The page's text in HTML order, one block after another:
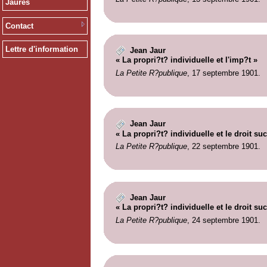
Jaurès
Contact
Lettre d'information
Jean Jaur
« La propri?t? individuelle et l'imp?t »
La Petite R?publique, 17 septembre 1901.
Jean Jaur
« La propri?t? individuelle et le droit
La Petite R?publique, 22 septembre 1901.
Jean Jaur
« La propri?t? individuelle et le droit
La Petite R?publique, 24 septembre 1901.